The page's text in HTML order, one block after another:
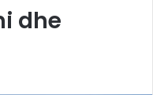
dhe